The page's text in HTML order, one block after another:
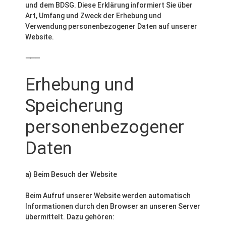
und dem BDSG. Diese Erklärung informiert Sie über
Art, Umfang und Zweck der Erhebung und
Verwendung personenbezogener Daten auf unserer
Website.
⸻
Erhebung und
Speicherung
personenbezogener
Daten
a) Beim Besuch der Website
Beim Aufruf unserer Website werden automatisch
Informationen durch den Browser an unseren Server
übermittelt. Dazu gehören: